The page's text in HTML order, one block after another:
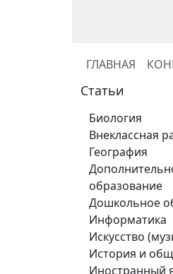
ГЛАВНАЯ
Статьи
Биология
Внеклассная
География
образование
Дошкольное
Информатика
Искусство
История и
Иностранный